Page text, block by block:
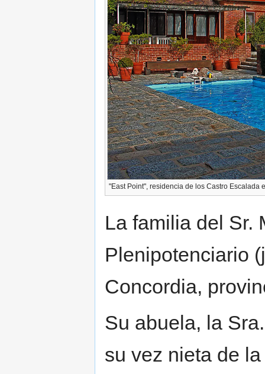
"East Point", residencia de los Castro Escalada
La familia del Sr.
Plenipotenciario
Concordia,
Su abuela, la
su vez nieta de